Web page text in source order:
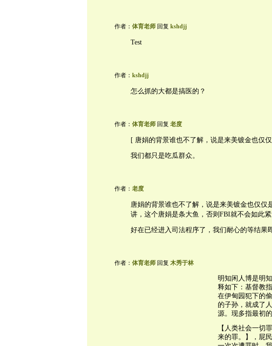
作者： 体育老师回复 kshdjj
Test
作者： kshdjj
怎么抓的大都是搞医的？
作者： 体育老师回复 老度
[ 唐娟的背景谁也不了解，说是来美镀金也仅
我们都只是吃瓜群众。
作者： 老度
唐娟的背景谁也不了解，说是来美镀金也仅仅
讲，这个唐娟是条大鱼，否则FBI就不会如此紧
好在已经进入司法程序了，我们耐心的等结果
作者： 体育老师回复 木秀于林
明知闲人博是明
释如下：基督教
在伊甸园犯下的
的子孙，就成了
源。现多指最初
【人类社会一切
来的罪。】，屁